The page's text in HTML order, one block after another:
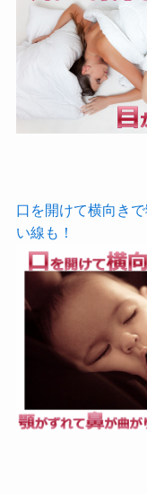
口を開けて横向き
い線も！